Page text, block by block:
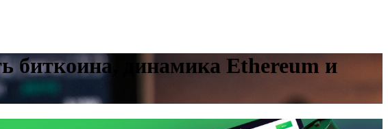
биткоина, динамика Ethereum и